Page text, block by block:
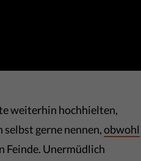
weiterhin hochhielten,
selbst gerne nennen,obwohl
Feinde. Unermüdlich